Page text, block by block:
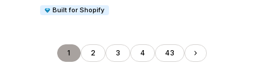
Built for Shopify
1 2 3 4 43